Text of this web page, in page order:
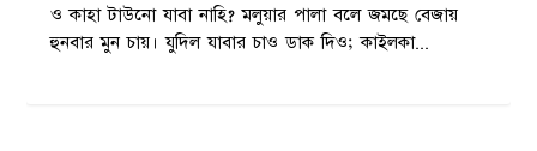
ও কাহা টাউনো যাবা নাহি? মলুয়ার পালা বলে জমছে বেজায়
হুনবার মুন চায়। যুদিল যাবার চাও ডাক দিও; কাইলকা...